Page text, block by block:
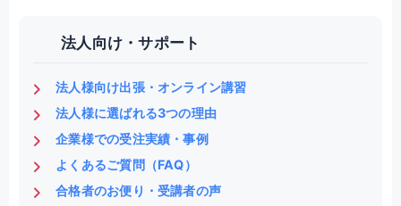
法人向け・サポート
法人様向け出張・オンライン講習
法人様に選ばれる3つの理由
企業様での受注実績・事例
よくあるご質問（FAQ）
合格者のお便り・受講者の声